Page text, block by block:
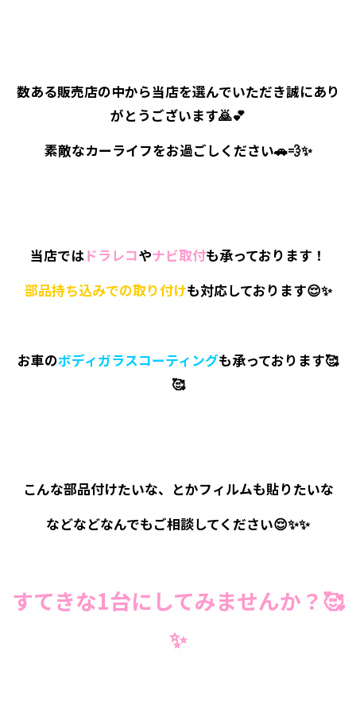
数ある販売店の中から当店を選んでいただき誠にあり
がとうございます🙇💕
素敵なカーライフをお過ごしください🚗💨✨
当店ではドラレコやナビ取付も承っております！
部品持ち込みでの取り付けも対応しております😌✨
お車のボディガラスコーティングも承っております🥰
🥰
こんな部品付けたいな、とかフィルムも貼りたいな
などなどなんでもご相談してください😌✨✨
すてきな1台にしてみませんか？🥰
✨